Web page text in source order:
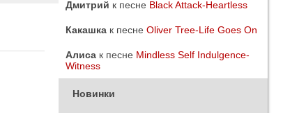
Дмитрий к песне Black Attack-Heartless
Какашка к песне Oliver Tree-Life Goes On
Алиса к песне Mindless Self Indulgence-
Witness
Новинки